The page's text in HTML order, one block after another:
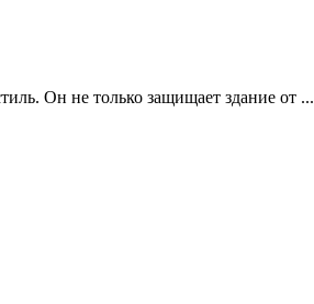
Он не только защищает здание от ...